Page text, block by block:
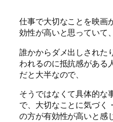
仕事で大切なことを映画
効性が高いと思っていて、
誰かからダメ出しされた
われるのに抵抗感がある
だと大半なので、
そうではなくて具体的な
で、大切なことに気づく
の方が有効性が高いと感